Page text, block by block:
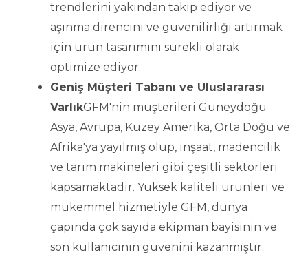
trendlerini yakından takip ediyor ve
aşınma direncini ve güvenilirliği artırmak
için ürün tasarımını sürekli olarak
optimize ediyor.
Geniş Müşteri Tabanı ve Uluslararası
VarlıkGFM'nin müşterileri Güneydoğu
Asya, Avrupa, Kuzey Amerika, Orta Doğu ve
Afrika'ya yayılmış olup, inşaat, madencilik
ve tarım makineleri gibi çeşitli sektörleri
kapsamaktadır. Yüksek kaliteli ürünleri ve
mükemmel hizmetiyle GFM, dünya
çapında çok sayıda ekipman bayisinin ve
son kullanıcının güvenini kazanmıştır.